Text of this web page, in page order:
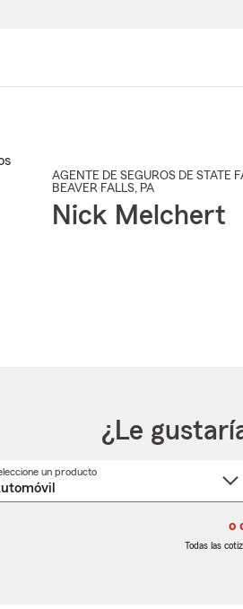
AGENTE DE SEGUROS DE STATE
BEAVER FALLS, PA
Nick Melchert
¿Le
un productoSeleccione
o
Todas las